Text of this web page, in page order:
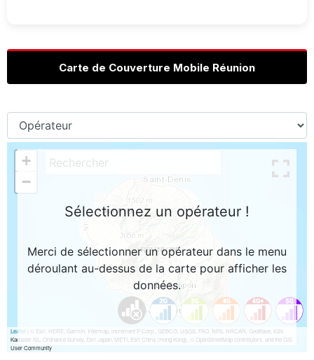
Carte de Couverture Mobile Réunion